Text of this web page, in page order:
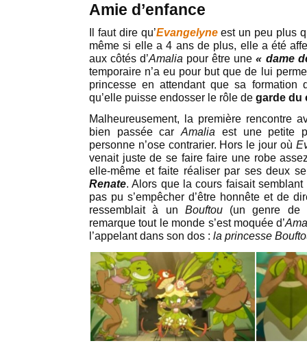
Amie d’enfance
Il faut dire qu’Evangelyneest un peu plus
même si elle a 4 ans de plus, elle a été
aux côtés d’Amalia pour être une« dame
temporaire n’a eu pour but que de lui
princesse en attendant que sa formation
qu’elle puisse endosser le rôle de garde du
Malheureusement, la première rencontre
bien passée carAmalia est une petite
personne n’ose contrarier. Hors le jour où
venait juste de se faire faire une robe
elle-même et faite réaliser par ses deux
Renate. Alors que la cours faisait semblant
pas pu s’empêcher d’être honnête et de
ressemblait à un Bouftou (un genre de
remarque tout le monde s’est moquée d’
l’appelant dans son dos : la princesse